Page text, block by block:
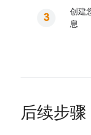
创建
息
后续步骤